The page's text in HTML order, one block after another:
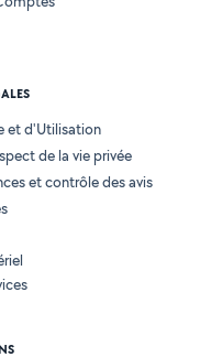
et d'Utilisation
de la vie privée
et contrôle des avis